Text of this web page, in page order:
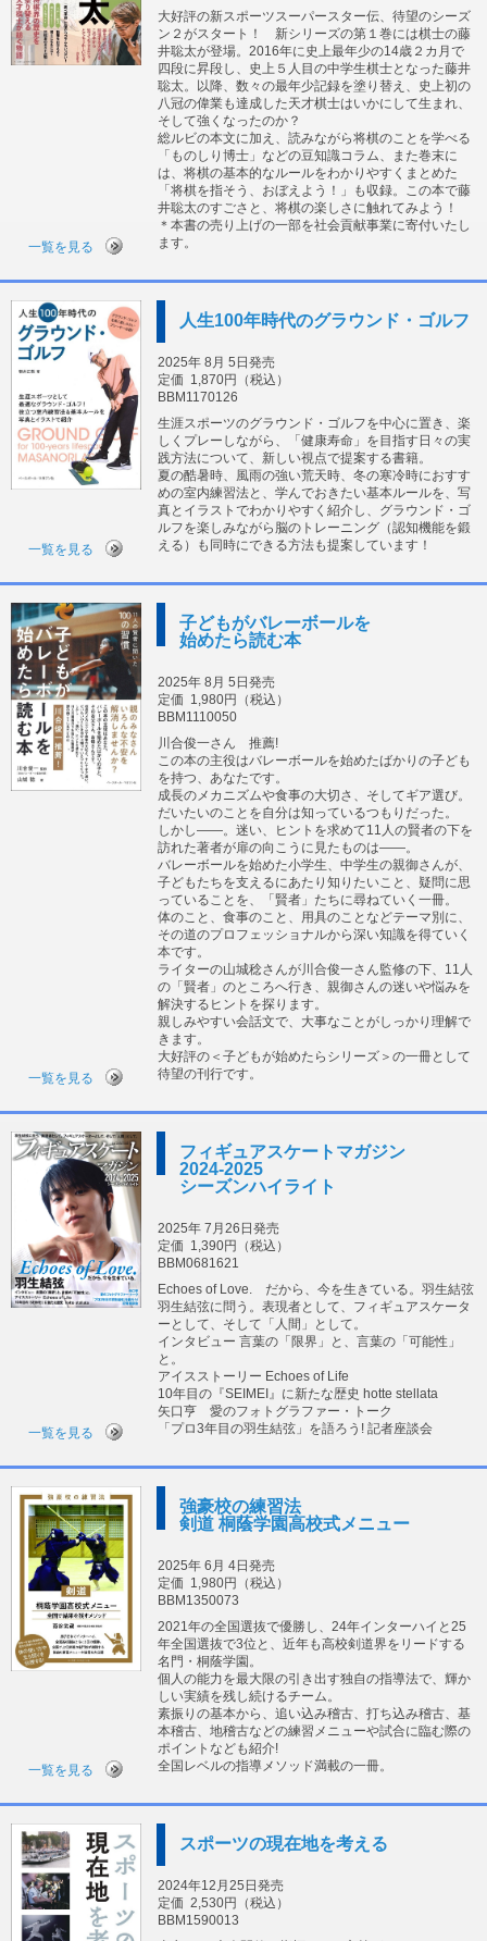
大好評の新スポーツスーパースター伝、待望のシーズ
ン２がスタート！ 新シリーズの第１巻には棋士の藤
井聡太が登場。2016年に史上最年少の14歳２カ月で
四段に昇段し、史上５人目の中学生棋士となった藤井
聡太。以降、数々の最年少記録を塗り替え、史上初の
八冠の偉業も達成した天才棋士はいかにして生まれ、
そして強くなったのか？
総ルビの本文に加え、読みながら将棋のことを学べる
「ものしり博士」などの豆知識コラム、また巻末に
は、将棋の基本的なルールをわかりやすくまとめた
「将棋を指そう、おぼえよう！」も収録。この本で藤
井聡太のすごさと、将棋の楽しさに触れてみよう！
＊本書の売り上げの一部を社会貢献事業に寄付いたし
ます。
一覧を見る
人生100年時代のグラウンド・ゴルフ
2025年 8月 5日発売
定価 1,870円（税込）
BBM1170126
生涯スポーツのグラウンド・ゴルフを中心に置き、楽
しくプレーしながら、「健康寿命」を目指す日々の実
践方法について、新しい視点で提案する書籍。
夏の酷暑時、風雨の強い荒天時、冬の寒冷時におすす
めの室内練習法と、学んでおきたい基本ルールを、写
真とイラストでわかりやすく紹介し、グラウンド・ゴ
ルフを楽しみながら脳のトレーニング（認知機能を鍛
える）も同時にできる方法も提案しています！
一覧を見る
子どもがバレーボールを
始めたら読む本
2025年 8月 5日発売
定価 1,980円（税込）
BBM1110050
川合俊一さん 推薦!
この本の主役はバレーボールを始めたばかりの子ども
を持つ、あなたです。
成長のメカニズムや食事の大切さ、そしてギア選び。
だいたいのことを自分は知っているつもりだった。
しかし――。迷い、ヒントを求めて11人の賢者の下を
訪れた著者が扉の向こうに見たものは――。
バレーボールを始めた小学生、中学生の親御さんが、
子どもたちを支えるにあたり知りたいこと、疑問に思
っていることを、「賢者」たちに尋ねていく一冊。
体のこと、食事のこと、用具のことなどテーマ別に、
その道のプロフェッショナルから深い知識を得ていく
本です。
ライターの山城稔さんが川合俊一さん監修の下、11人
の「賢者」のところへ行き、親御さんの迷いや悩みを
解決するヒントを探ります。
親しみやすい会話文で、大事なことがしっかり理解で
きます。
大好評の＜子どもが始めたらシリーズ＞の一冊として
待望の刊行です。
一覧を見る
フィギュアスケートマガジン
2024-2025
シーズンハイライト
2025年 7月26日発売
定価 1,390円（税込）
BBM0681621
Echoes of Love. だから、今を生きている。羽生結弦
羽生結弦に問う。表現者として、フィギュアスケータ
ーとして、そして「人間」として。
インタビュー 言葉の「限界」と、言葉の「可能性」
と。
アイスストーリー Echoes of Life
10年目の『SEIMEI』に新たな歴史 hotte stellata
矢口亨 愛のフォトグラファー・トーク
「プロ3年目の羽生結弦」を語ろう! 記者座談会
一覧を見る
強豪校の練習法
剣道 桐蔭学園高校式メニュー
2025年 6月 4日発売
定価 1,980円（税込）
BBM1350073
2021年の全国選抜で優勝し、24年インターハイと25
年全国選抜で3位と、近年も高校剣道界をリードする
名門・桐蔭学園。
個人の能力を最大限の引き出す独自の指導法で、輝か
しい実績を残し続けるチーム。
素振りの基本から、追い込み稽古、打ち込み稽古、基
本稽古、地稽古などの練習メニューや試合に臨む際の
ポイントなども紹介!
全国レベルの指導メソッド満載の一冊。
一覧を見る
スポーツの現在地を考える
2024年12月25日発売
定価 2,530円（税込）
BBM1590013